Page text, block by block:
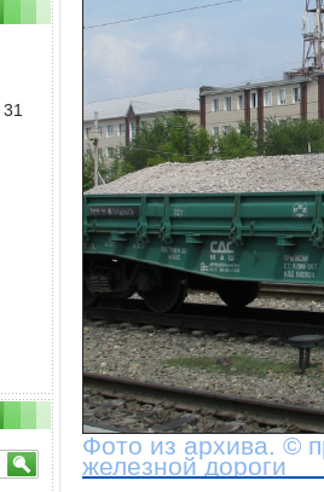
Фото из архива. ©
железной дороги
31